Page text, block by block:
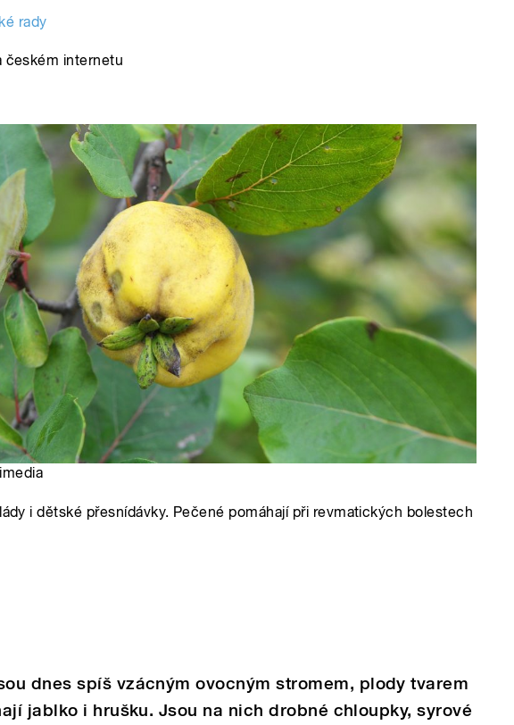
rady
českém internetu
i dětské přesnídávky. Pečené pomáhají při revmatických bolestech
dnes spíš vzácným ovocným stromem, plody tvarem
jablko i hrušku. Jsou na nich drobné chloupky, syrové